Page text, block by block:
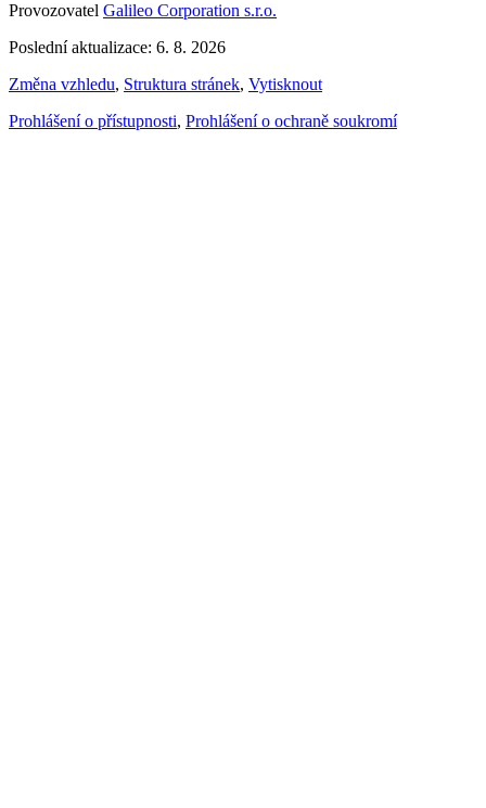
Provozovatel Galileo Corporation s.r.o.
Poslední aktualizace: 6. 8. 2026
Změna vzhledu, Struktura stránek, Vytisknout
Prohlášení o přístupnosti, Prohlášení o ochraně soukromí